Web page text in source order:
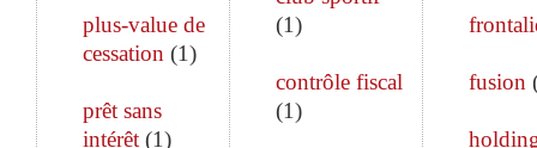
plus-value de
cessation (1)
prêt sans
intérêt (1)
(1)
contrôle fiscal
(1)
fusion